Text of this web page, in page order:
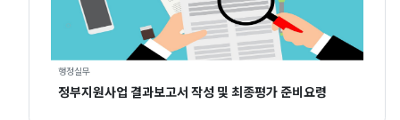
행정실무
정부지원사업 결과보고서 작성 및 최종평가 준비요령